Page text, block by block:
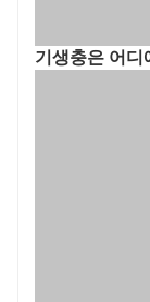
기생충은 어디